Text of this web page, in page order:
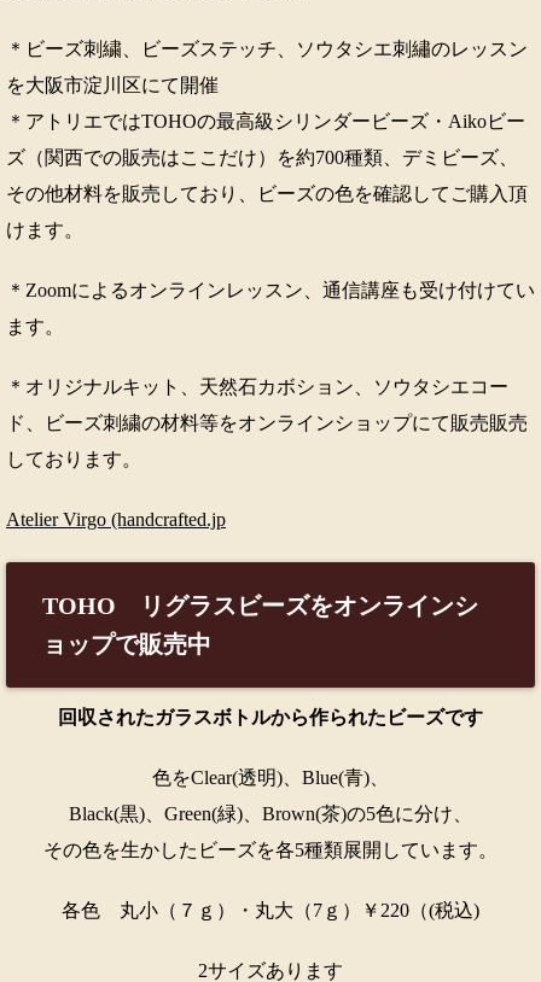
＊ビーズ刺繍、ビーズステッチ、ソウタシエ刺繡のレッスン
を大阪市淀川区にて開催
＊アトリエではTOHOの最高級シリンダービーズ・Aikoビー
ズ（関西での販売はここだけ）を約700種類、デミビーズ、
その他材料を販売しており、ビーズの色を確認してご購入頂
けます。
＊Zoomによるオンラインレッスン、通信講座も受け付けてい
ます。
＊オリジナルキット、天然石カボション、ソウタシエコー
ド、ビーズ刺繍の材料等をオンラインショップにて販売販売
しております。
Atelier Virgo (handcrafted.jp
TOHO リグラスビーズをオンラインシ
ョップで販売中
回収されたガラスボトルから作られたビーズです
色をClear(透明)、Blue(青)、
Black(黒)、Green(緑)、Brown(茶)の5色に分け、
その色を生かしたビーズを各5種類展開しています。
各色 丸小（７ｇ）・丸大（7ｇ）￥220（(税込)
2サイズあります